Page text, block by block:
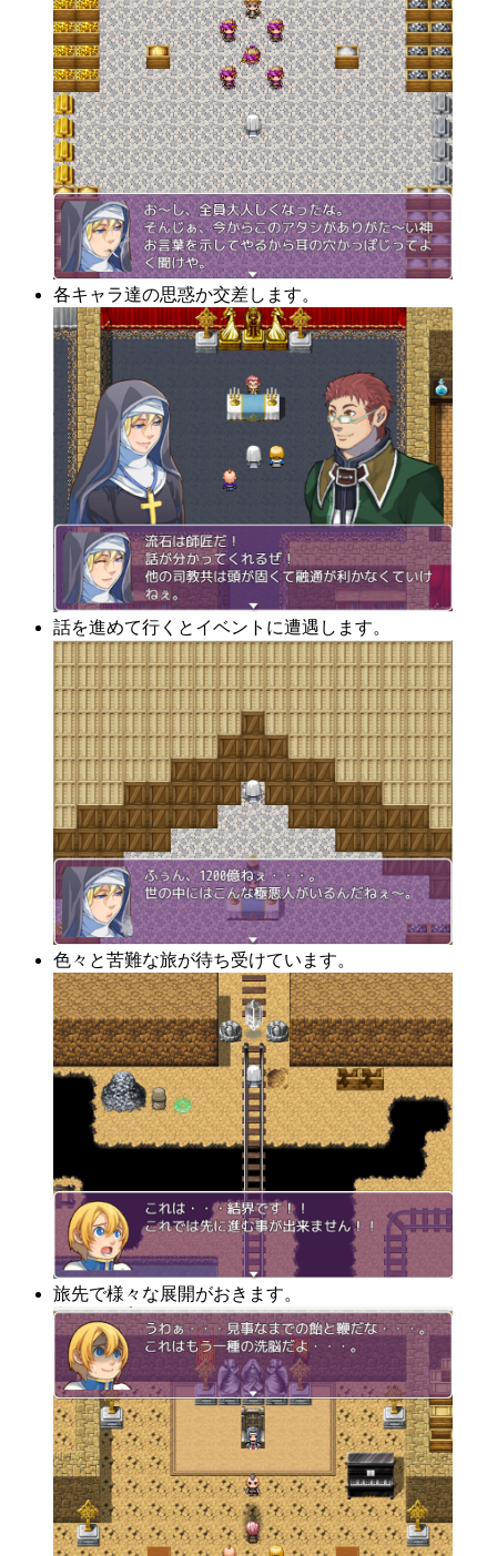
各キャラ達の思惑か交差します。
話を進めて行くとイベントに遭遇します。
色々と苦難な旅が待ち受けています。
旅先で様々な展開がおきます。